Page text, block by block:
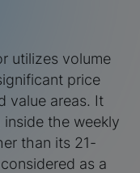
utilizes volume
price
value areas. It
the weekly
than its 21-
as a